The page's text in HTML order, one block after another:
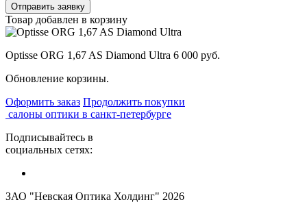
Товар добавлен в корзину
Optisse ORG 1,67 AS Diamond Ultra 6 000 руб.
Обновление корзины.
Оформить заказ Продолжить покупки
салоны оптики в санкт-петербурге
Подписывайтесь в
социальных сетях:
ЗАО "Невская Оптика Холдинг" 2026